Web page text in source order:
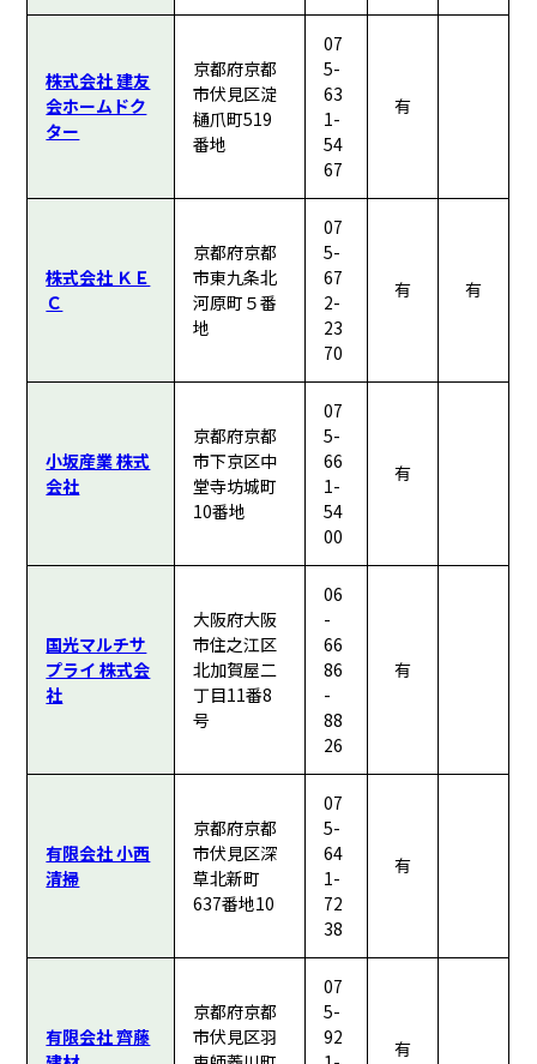
株式会社 建友
会ホームドク
ター
京都府京都
市伏見区淀
樋爪町519
番地
07
5-
63
1-
54
67
有
株式会社 ＫＥ
Ｃ
京都府京都
市東九条北
河原町５番
地
07
5-
67
2-
23
70
有 有
小坂産業 株式
会社
京都府京都
市下京区中
堂寺坊城町
10番地
07
5-
66
1-
54
00
有
国光マルチサ
プライ 株式会
社
大阪府大阪
市住之江区
北加賀屋二
丁目11番8
号
06
-
66
86
-
88
26
有
有限会社 小西
清掃
京都府京都
市伏見区深
草北新町
637番地10
07
5-
64
1-
72
38
有
有限会社 齊藤
京都府京都
市伏見区羽
07
5-
92
有